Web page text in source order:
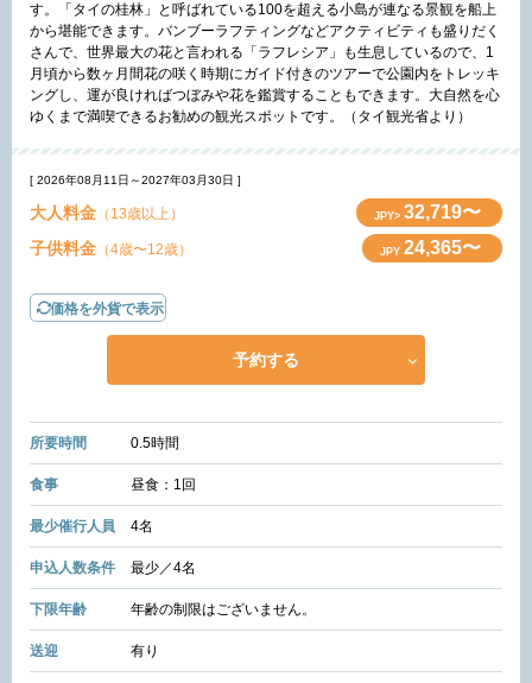
す。「タイの桂林」と呼ばれている100を超える小島が連なる景観を船上
から堪能できます。バンブーラフティングなどアクティビティも盛りだく
さんで、世界最大の花と言われる「ラフレシア」も生息しているので、1
月頃から数ヶ月間花の咲く時期にガイド付きのツアーで公園内をトレッキ
ングし、運が良ければつぼみや花を鑑賞することもできます。大自然を心
ゆくまで満喫できるお勧めの観光スポットです。（タイ観光省より）
[ 2026年08月11日～2027年03月30日 ]
大人料金 （13歳以上） JPY> 32,719〜
子供料金 （4歳〜12歳） JPY 24,365〜
価格を外貨で表示
予約する
所要時間 0.5時間
食事 昼食：1回
最少催行人員 4名
申込人数条件 最少／4名
下限年齢 年齢の制限はございません。
送迎 有り